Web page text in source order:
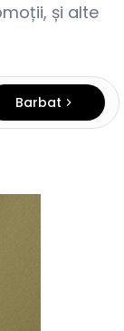
și alte
Barbat